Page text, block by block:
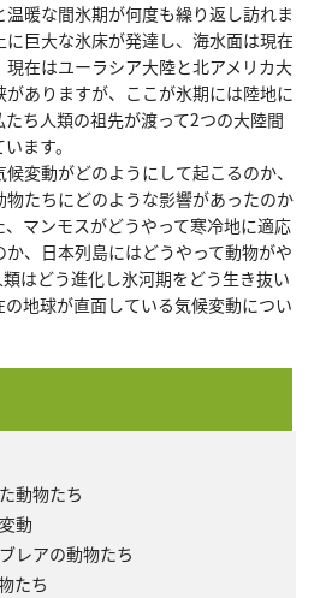
暖な間氷期が何度も繰り返し訪れま
に巨大な氷床が発達し、海水面は現在
在はユーラシア大陸と北アメリカ大
ありますが、ここが氷期には陸地に
ち人類の祖先が渡って2つの大陸間
ます。
変動がどのようにして起こるのか、
たちにどのような影響があったのか
マンモスがどうやって寒冷地に適応
、日本列島にはどうやって動物がや
はどう進化し氷河期をどう生き抜い
地球が直面している気候変動につい
動物たち
動
レアの動物たち
たち